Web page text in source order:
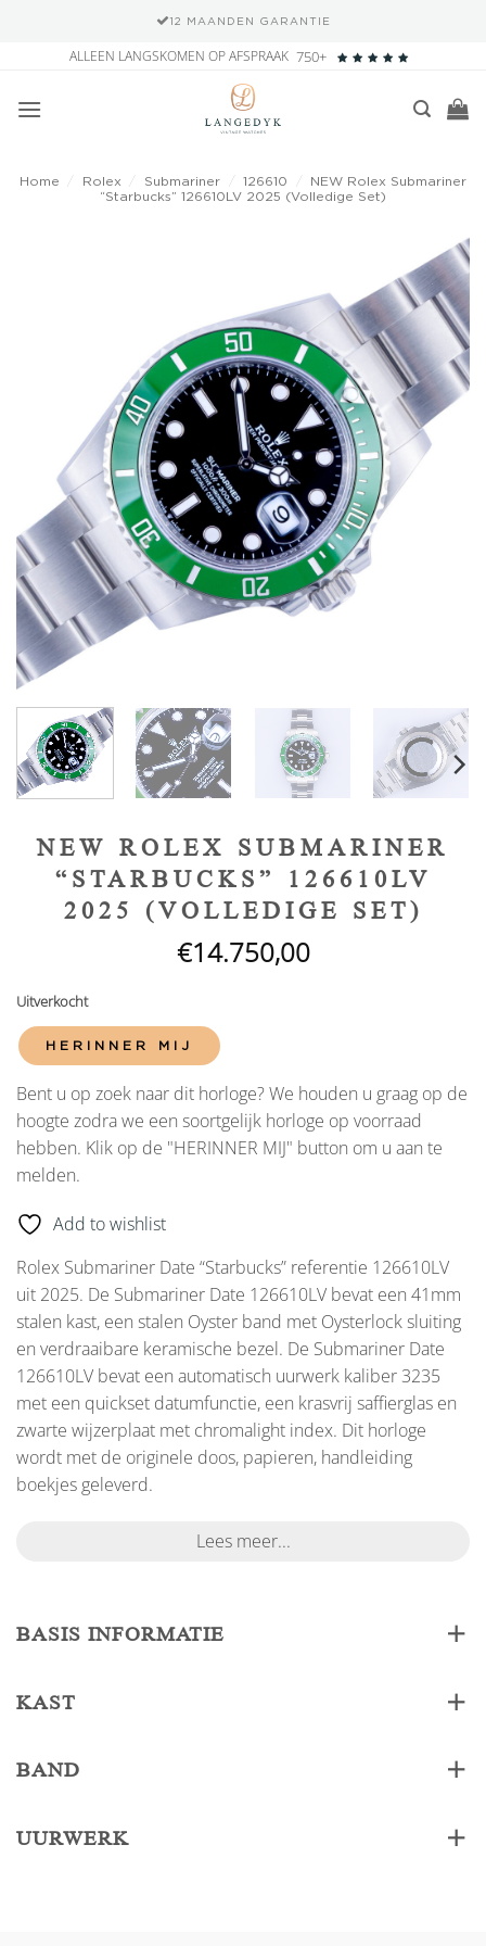
12 MAANDEN GARANTIE
inhoud
ALLEEN LANGSKOMEN OP AFSPRAAK 750+
Home Rolex Submariner 126610
NEW Rolex Submariner
“Starbucks” 126610LV 2025 (Volledige Set)
Add to
wishlist
NEW ROLEX SUBMARINER
“STARBUCKS” 126610LV
2025 (VOLLEDIGE SET)
€14.750,00
Uitverkocht
HERINNER MIJ
Bent u op zoek naar dit horloge? We houden u graag op de
hoogte zodra we een soortgelijk horloge op voorraad
hebben. Klik op de "HERINNER MIJ" button om u aan te
melden.
Add to wishlist
Rolex Submariner Date “Starbucks” referentie 126610LV
uit 2025. De Submariner Date 126610LV bevat een 41mm
stalen kast, een stalen Oyster band met Oysterlock sluiting
en verdraaibare keramische bezel. De Submariner Date
126610LV bevat een automatisch uurwerk kaliber 3235
met een quickset datumfunctie, een krasvrij saffierglas en
zwarte wijzerplaat met chromalight index. Dit horloge
wordt met de originele doos, papieren, handleiding
boekjes geleverd.
Lees meer...
BASIS INFORMATIE
KAST
BAND
UURWERK